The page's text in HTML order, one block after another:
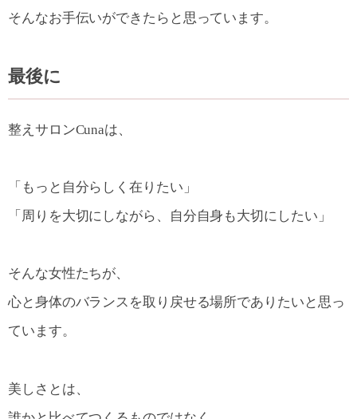
そんなお手伝いができたらと思っています。
最後に
整えサロンCunaは、
「もっと自分らしく在りたい」
「周りを大切にしながら、自分自身も大切にしたい」
そんな女性たちが、
心と身体のバランスを取り戻せる場所でありたいと思っ
ています。
美しさとは、